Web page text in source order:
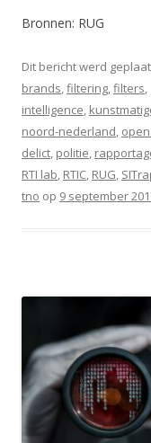
Bronnen: RUG
Dit bericht werd
brands,filtering,filters,
intelligence,
noord-nederland,
delict, politie,
RTI lab, RTIC, RUG,
tno op 9 september